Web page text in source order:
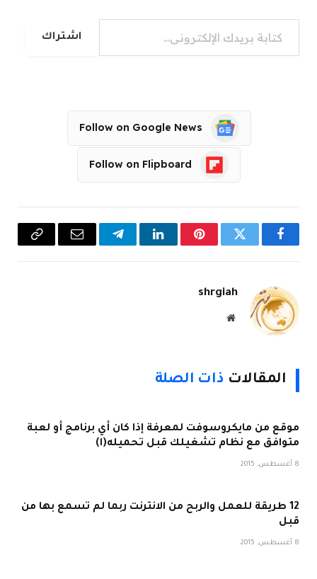
كتابة بريدك الإلكتروني...
اشتراك
Follow on Google News
Follow on Flipboard
فيسبوكتويتر بينتيريستلينكدإن تيلقرام البريد
Copy
shrgiah
موقع
المقالات ذات الصلة
موقع من مايكروسوفت لمعرفة إذا كان أي برنامج أو لعبة
متوافق مع نظام تشغيلك قبل تحميله(ا)
8 أغسطس، 2015
12 طريقة للعمل والربح من الانترنت ربما لم تسمع بها من
قبل
8 أغسطس، 2015